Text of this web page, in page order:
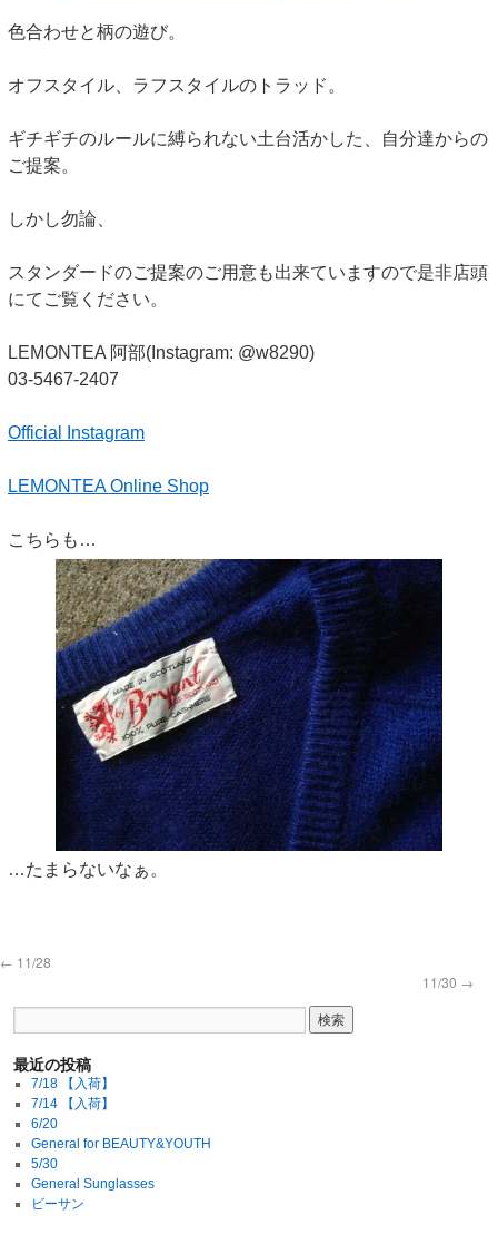
色合わせと柄の遊び。
オフスタイル、ラフスタイルのトラッド。
ギチギチのルールに縛られない土台活かした、自分達からの
ご提案。
しかし勿論、
スタンダードのご提案のご用意も出来ていますので是非店頭
にてご覧ください。
LEMONTEA 阿部(Instagram: @w8290)
03-5467-2407
Official Instagram
LEMONTEA Online Shop
こちらも…
…たまらないなぁ。
← 11/28
11/30 →
最近の投稿
7/18 【入荷】
7/14 【入荷】
6/20
General for BEAUTY&YOUTH
5/30
General Sunglasses
ビーサン